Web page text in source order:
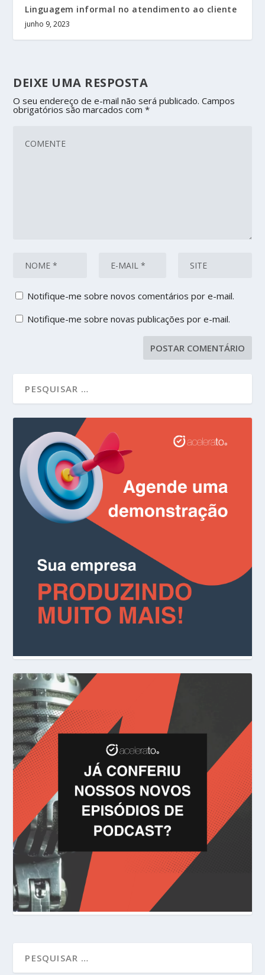
Linguagem informal no atendimento ao cliente
junho 9, 2023
DEIXE UMA RESPOSTA
O seu endereço de e-mail não será publicado. Campos
obrigatórios são marcados com*
Notifique-me sobre novos comentários por e-mail.
Notifique-me sobre novas publicações por e-mail.